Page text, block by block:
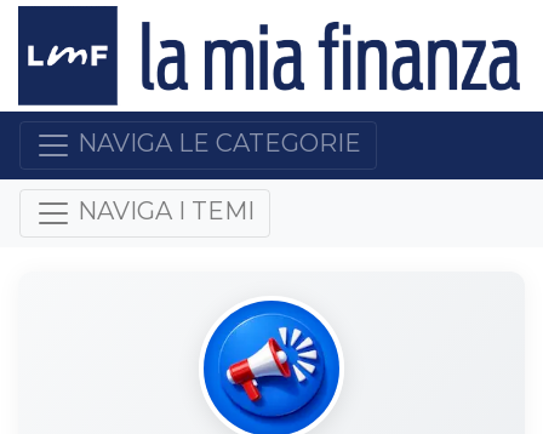
NAVIGA LE CATEGORIE
NAVIGA I TEMI